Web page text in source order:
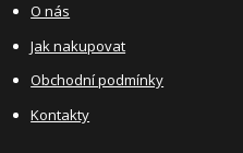
O nás
Jak nakupovat
Obchodní podmínky
Kontakty